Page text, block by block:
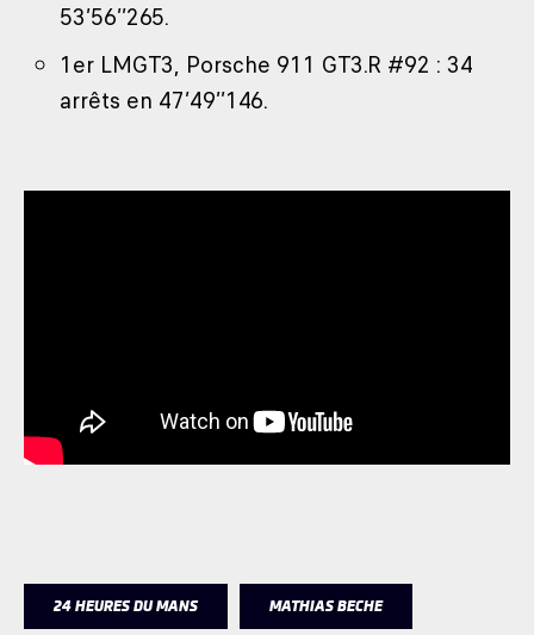
53’56’’265.
1er LMGT3, Porsche 911 GT3.R #92 : 34
arrêts en 47’49’’146.
24 HEURES DU MANS MATHIAS BECHE